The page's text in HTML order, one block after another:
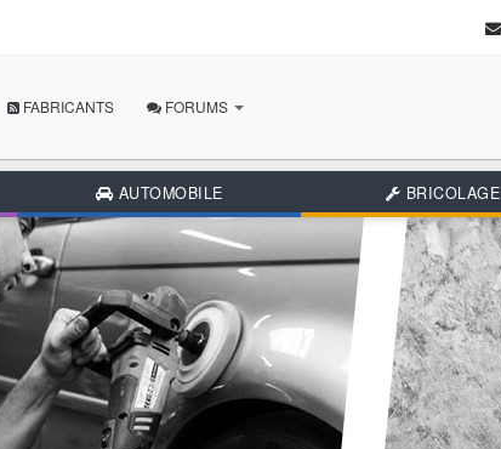
FABRICANTS FORUMS
AUTOMOBILE BRICOLAGE